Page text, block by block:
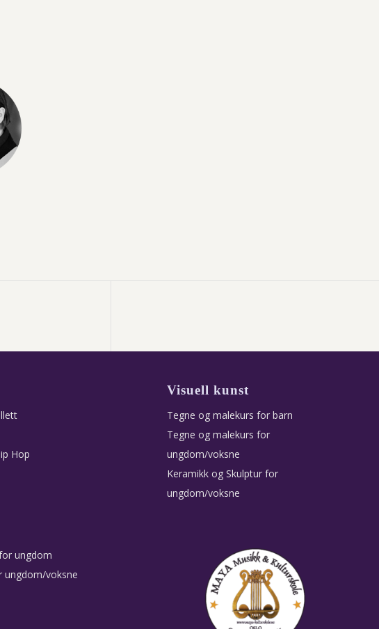
Hop
ungdom
ungdom/voksne
Visuell kunst
Tegne og malekurs for barn
Tegne og malekurs for
ungdom/voksne
Keramikk og Skulptur for
ungdom/voksne